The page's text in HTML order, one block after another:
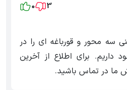
3
0
سه محور و قورباغه ای را در
داریم. برای اطلاع از آخرین
ما در تماس باشید.